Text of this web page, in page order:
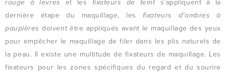
rouge à lèvres
et les fixateurs de teints’appliquent à la
dernière étape du maquillage, les fixateurs d’ombres à
paupières doivent être appliqués avant le maquillage des yeux
pour empêcher le maquillage de filer dans les plis naturels de
la peau. Il existe une multitude de fixateurs de maquillage. Les
fixateurs pour les zones spécifiques du regard et du sourire